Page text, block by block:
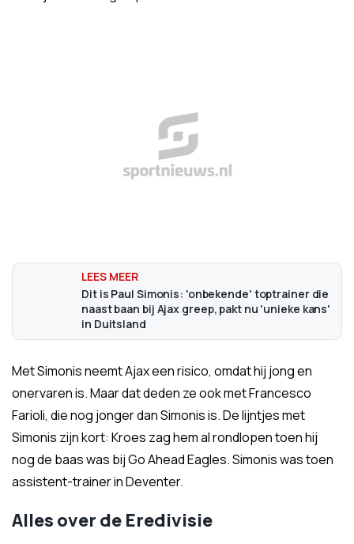
Dit is Paul Simonis: 'onbekende' toptrainer die
naast baan bij Ajax greep, pakt nu 'unieke kans'
in Duitsland
Met Simonis neemt Ajax een risico, omdat hij jong en
onervaren is. Maar dat deden ze ook met Francesco
Farioli, die nog jonger dan Simonis is. De lijntjes met
Simonis zijn kort: Kroes zag hem al rondlopen toen hij
nog de baas was bij Go Ahead Eagles. Simonis was toen
assistent-trainer in Deventer.
Alles over de Eredivisie